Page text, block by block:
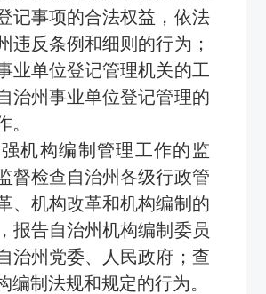
记事项的合法权益，依法
违反条例和细则的行为；
业单位登记管理机关的工
治州事业单位登记管理的
。
强机构编制管理工作的监
督检查自治州各级行政管
、机构改革和机构编制的
报告自治州机构编制委员
治州党委、人民政府；查
编制法规和规定的行为。